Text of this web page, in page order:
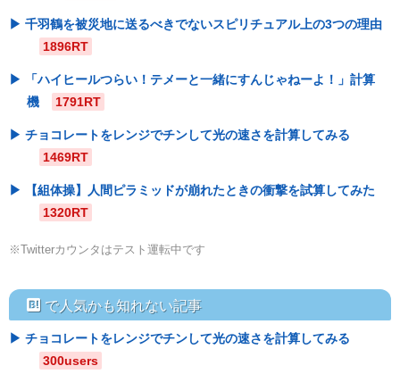
千羽鶴を被災地に送るべきでないスピリチュアル上の3つの理由
1896RT
「ハイヒールつらい！テメーと一緒にすんじゃねーよ！」計算
機
1791RT
チョコレートをレンジでチンして光の速さを計算してみる
1469RT
【組体操】人間ピラミッドが崩れたときの衝撃を試算してみた
1320RT
※Twitterカウンタはテスト運転中です
hatebu で人気かも知れない記事
チョコレートをレンジでチンして光の速さを計算してみる
300users